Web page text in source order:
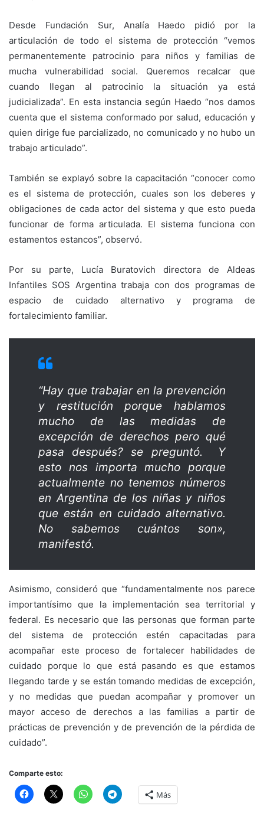
Desde Fundación Sur, Analía Haedo pidió por la
articulación de todo el sistema de protección “vemos
permanentemente patrocinio para niños y familias de
mucha vulnerabilidad social. Queremos recalcar que
cuando llegan al patrocinio la situación ya está
judicializada”. En esta instancia según Haedo “nos damos
cuenta que el sistema conformado por salud, educación y
quien dirige fue parcializado, no comunicado y no hubo un
trabajo articulado”.
También se explayó sobre la capacitación “conocer como
es el sistema de protección, cuales son los deberes y
obligaciones de cada actor del sistema y que esto pueda
funcionar de forma articulada. El sistema funciona con
estamentos estancos”, observó.
Por su parte, Lucía Buratovich directora de Aldeas
Infantiles SOS Argentina trabaja con dos programas de
espacio de cuidado alternativo y programa de
fortalecimiento familiar.
“Hay que trabajar en la prevención
y restitución porque hablamos
mucho de las medidas de
excepción de derechos pero qué
pasa después? se preguntó. Y
esto nos importa mucho porque
actualmente no tenemos números
en Argentina de los niñas y niños
que están en cuidado alternativo.
No sabemos cuántos son»,
manifestó.
Asimismo, consideró que “fundamentalmente nos parece
importantísimo que la implementación sea territorial y
federal. Es necesario que las personas que forman parte
del sistema de protección estén capacitadas para
acompañar este proceso de fortalecer habilidades de
cuidado porque lo que está pasando es que estamos
llegando tarde y se están tomando medidas de excepción,
y no medidas que puedan acompañar y promover un
mayor acceso de derechos a las familias a partir de
prácticas de prevención y de prevención de la pérdida de
cuidado”.
Comparte esto:
Más